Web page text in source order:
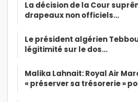
La décision de la Cour
drapeaux non officiels…
Le président algérien
légitimité sur le dos…
Malika Lahnait: Royal Air
« préserver sa trésorerie »